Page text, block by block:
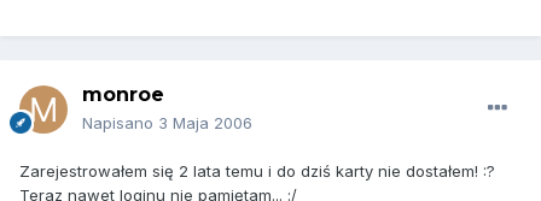
monroe
Napisano 3 Maja 2006
Zarejestrowałem się 2 lata temu i do dziś karty nie dostałem! :?
Teraz nawet loginu nie pamiętam... :/